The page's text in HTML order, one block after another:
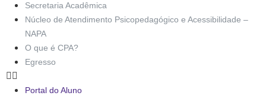
Secretaria Acadêmica
Núcleo de Atendimento Psicopedagógico e Acessibilidade –
NAPA
O que é CPA?
Egresso
Portal do Aluno